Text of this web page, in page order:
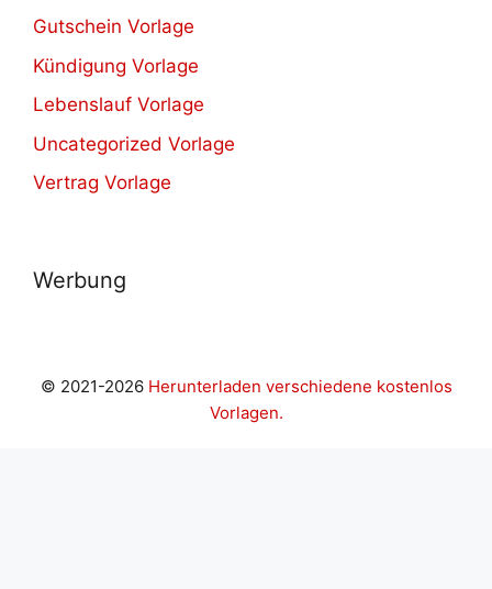
Gutschein Vorlage
Kündigung Vorlage
Lebenslauf Vorlage
Uncategorized Vorlage
Vertrag Vorlage
Werbung
© 2021-2026 Herunterladen verschiedene kostenlos
Vorlagen.